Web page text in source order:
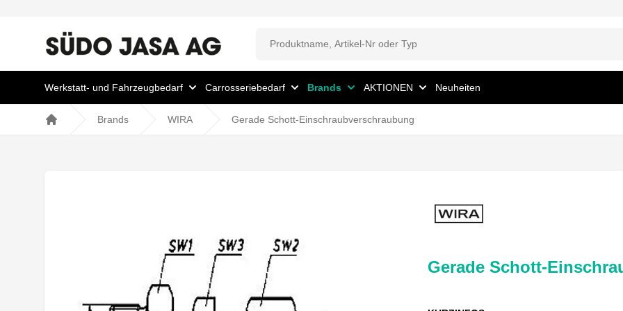
Werkstatt- und Fahrzeugbedarf Carrosseriebedarf Brands AKTIONEN Neuheiten
Brands WIRA Gerade Schott-Einschraubverschraubung
Gerade Schott-